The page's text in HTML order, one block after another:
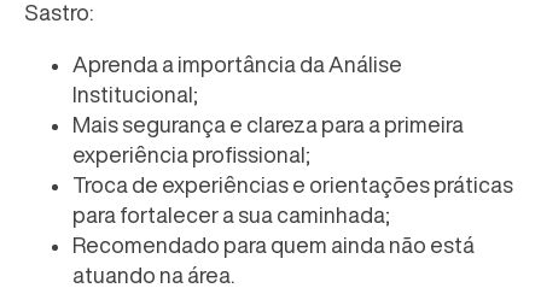
Sastro:
Aprenda a importância da Análise
Institucional;
Mais segurança e clareza para a primeira
experiência profissional;
Troca de experiências e orientações práticas
para fortalecer a sua caminhada;
Recomendado para quem ainda não está
atuando na área.